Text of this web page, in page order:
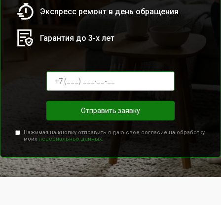
Экспресс ремонт в день обращения
Гарантия до 3-х лет
Отправить заявку
Нажимая на кнопку отправить я даю свое согласие на обработку
моих персональных данных.